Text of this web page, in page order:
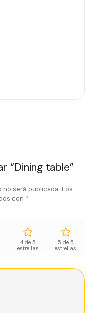
“Dining table”
no será publicada. Los
con *
4 de 5
estrellas
5 de 5
estrellas